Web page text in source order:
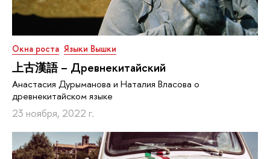
Окна роста Языки Вышки
上古漢語 – Древнекитайский
Анастасия Дурыманова и Наталия Власова о
древнекитайском языке
23 ноября, 2022 г.